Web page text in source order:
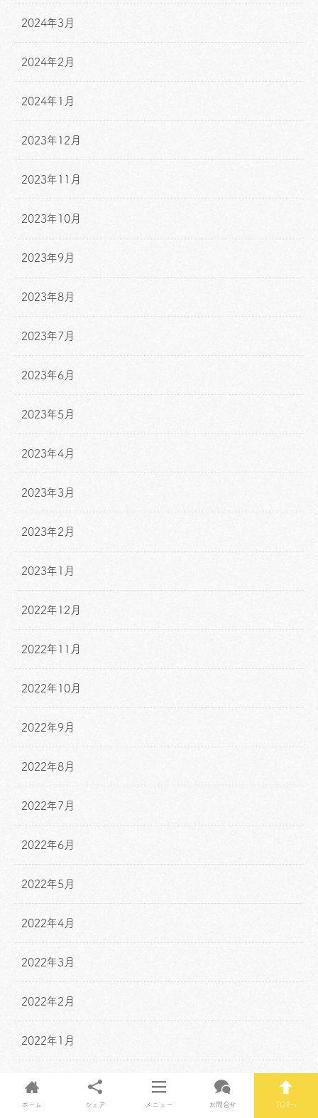
2024年3月
2024年2月
2024年1月
2023年12月
2023年11月
2023年10月
2023年9月
2023年8月
2023年7月
2023年6月
2023年5月
2023年4月
2023年3月
2023年2月
2023年1月
2022年12月
2022年11月
2022年10月
2022年9月
2022年8月
2022年7月
2022年6月
2022年5月
2022年4月
2022年3月
2022年2月
2022年1月
2021年12月
ホーム シェア メニュー お問合せ TOPへ